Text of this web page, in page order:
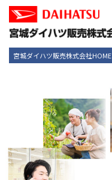
宮城ダイハツ販売株式会社HOME